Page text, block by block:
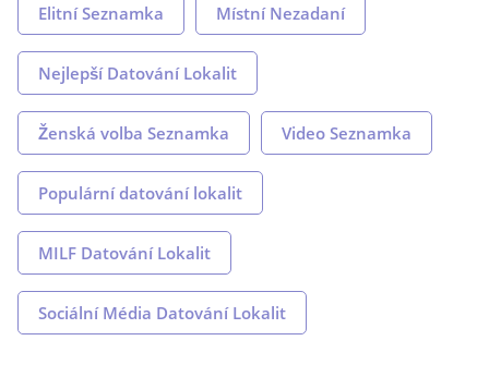
Elitní Seznamka Místní Nezadaní
Nejlepší Datování Lokalit
Ženská volba Seznamka Video Seznamka
Populární datování lokalit
MILF Datování Lokalit
Sociální Média Datování Lokalit